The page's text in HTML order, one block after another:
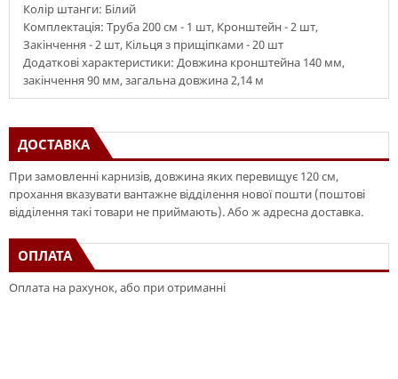
Колір штанги: Білий
Комплектація: Труба 200 см - 1 шт, Кронштейн - 2 шт,
Закінчення - 2 шт, Кільця з прищіпками - 20 шт
Додаткові характеристики: Довжина кронштейна 140 мм,
закінчення 90 мм, загальна довжина 2,14 м
ДОСТАВКА
При замовленні карнизів, довжина яких перевищує 120 см,
прохання вказувати вантажне відділення нової пошти (поштові
відділення такі товари не приймають). Або ж адресна доставка.
ОПЛАТА
Оплата на рахунок, або при отриманні